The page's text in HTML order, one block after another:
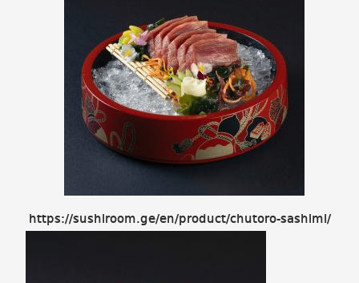
https://sushiroom.ge/en/product/chutoro-sashimi/